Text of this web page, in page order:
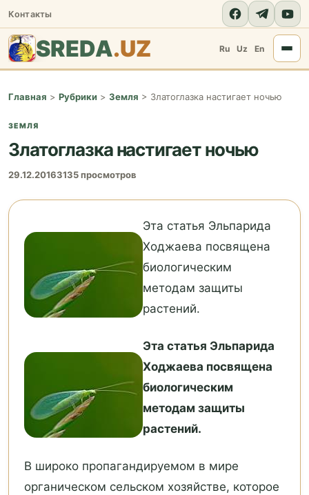
Контакты
SREDA.UZ Ru Uz En
Главная > Рубрики > Земля > Златоглазка настигает ночью
ЗЕМЛЯ
Златоглазка настигает ночью
29.12.20163135 просмотров
Эта статья Эльпарида
Ходжаева посвящена
биологическим
методам защиты
растений.
Эта статья Эльпарида
Ходжаева посвящена
биологическим
методам защиты
растений.
В широко пропагандируемом в мире
органическом сельском хозяйстве, которое